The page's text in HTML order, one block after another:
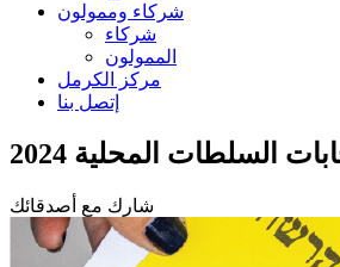
شركاء وممولون
شركاء
الممولون
مركز الكرمل
إتصل بنا
السلطات المحلية 2024
شارك مع أصدقائك